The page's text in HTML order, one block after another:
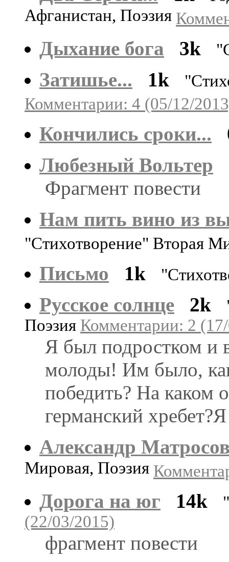
Афганистан, Поэзия
Дыхание бога 3k
Затишье... 1k
Комментарии: 4 (05/12/
Кончились сроки...
Любезный Вольтер
Фрагмент повести
Нам пить вино из
"Стихотворение" Вторая
Письмо 1k
Русское солнце 2k
Поэзия Комментарии: 2
Я был подростком и
молоды! Им было,
победить? На каком
германский
Александр
Мировая, Поэзия
Дорога на юг 14k
(22/03/2015)
фрагмент повести